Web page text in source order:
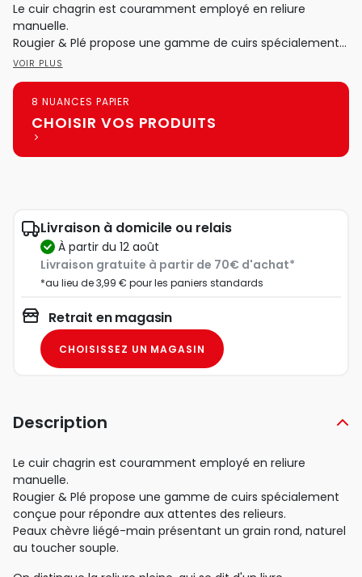
Le cuir chagrin est couramment employé en reliure
manuelle.
Rougier & Plé propose une gamme de cuirs spécialement...
VOIR PLUS
8 NUANCES PAPIER
CHOISIR VOS PRODUITS
Livraison à domicile ou relais
à partir du 12 août
Livraison gratuite à partir de 70€ d'achat*
*au lieu de 3,99 € pour les paniers standards
Retrait en magasin
CHOISISSEZ UN MAGASIN
Description
Le cuir chagrin est couramment employé en reliure
manuelle.
Rougier & Plé propose une gamme de cuirs spécialement
conçue pour répondre aux attentes des relieurs.
Peaux chèvre liégé-main présentant un grain rond, naturel
au toucher souple.